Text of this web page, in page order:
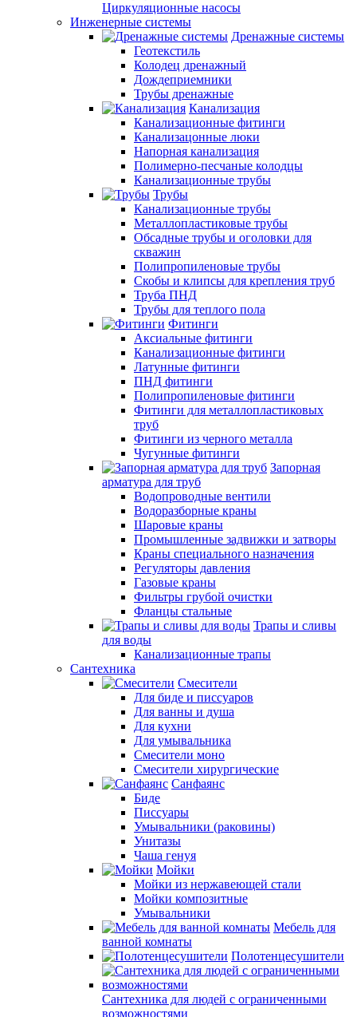
Циркуляционные насосы
Инженерные системы
Дренажные системы
Геотекстиль
Колодец дренажный
Дождеприемники
Трубы дренажные
Канализация
Канализационные фитинги
Канализацонные люки
Напорная канализация
Полимерно-песчаные колодцы
Канализационные трубы
Трубы
Канализационные трубы
Металлопластиковые трубы
Обсадные трубы и оголовки для
скважин
Полипропиленовые трубы
Скобы и клипсы для крепления труб
Труба ПНД
Трубы для теплого пола
Фитинги
Аксиальные фитинги
Канализационные фитинги
Латунные фитинги
ПНД фитинги
Полипропиленовые фитинги
Фитинги для металлопластиковых
труб
Фитинги из черного металла
Чугунные фитинги
Запорная
арматура для труб
Водопроводные вентили
Водоразборные краны
Шаровые краны
Промышленные задвижки и затворы
Краны специального назначения
Регуляторы давления
Газовые краны
Фильтры грубой очистки
Фланцы стальные
Трапы и сливы
для воды
Канализационные трапы
Сантехника
Смесители
Для биде и писсуаров
Для ванны и душа
Для кухни
Для умывальника
Смесители моно
Смесители хирургические
Санфаянс
Биде
Писсуары
Умывальники (раковины)
Унитазы
Чаша генуя
Мойки
Мойки из нержавеющей стали
Мойки композитные
Умывальники
Мебель для
ванной комнаты
Полотенцесушители
Сантехника для людей с ограниченными
возможностями